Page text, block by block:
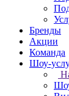
Бренды
Акции
Команда
Шоу-